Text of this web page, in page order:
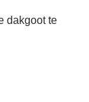
dakgoot te